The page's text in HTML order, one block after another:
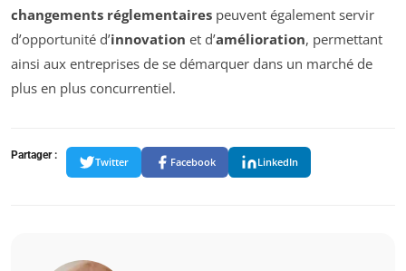
changements réglementaires peuvent également servir
d’opportunité d’innovation et d’amélioration, permettant
ainsi aux entreprises de se démarquer dans un marché de
plus en plus concurrentiel.
Partager :
Twitter Facebook LinkedIn